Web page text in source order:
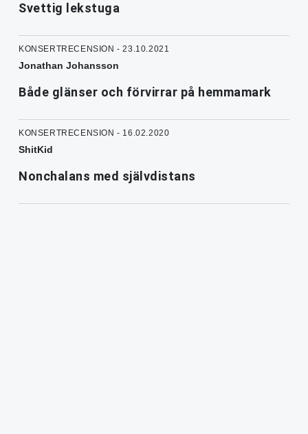
Svettig lekstuga
KONSERTRECENSION - 23.10.2021
Jonathan Johansson
Både glänser och förvirrar på hemmamark
KONSERTRECENSION - 16.02.2020
ShitKid
Nonchalans med självdistans